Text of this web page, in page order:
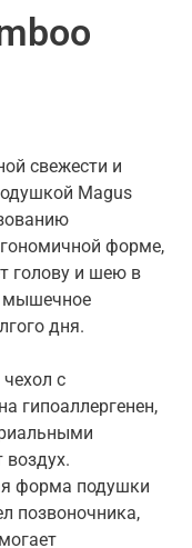
свежести и
Magus
форме,
голову и шею в
мышечное
дня.
с
гипоаллергенен,
воздух.
форма подушки
позвоночника,
Создать аккаунт